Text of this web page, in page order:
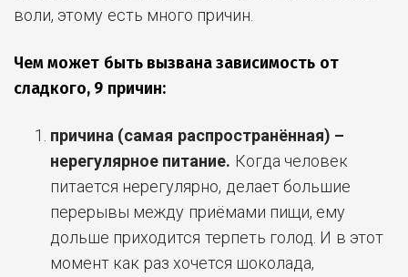
воли, этому есть много причин.
Чем может быть вызвана зависимость от
сладкого, 9 причин:
причина (самая распространённая) –
нерегулярное питание. Когда человек
питается нерегулярно, делает большие
перерывы между приёмами пищи, ему
дольше приходится терпеть голод. И в этот
момент как раз хочется шоколада,